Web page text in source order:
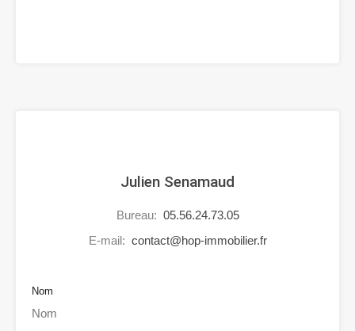
Julien Senamaud
Bureau: 05.56.24.73.05
E-mail: contact@hop-immobilier.fr
Nom